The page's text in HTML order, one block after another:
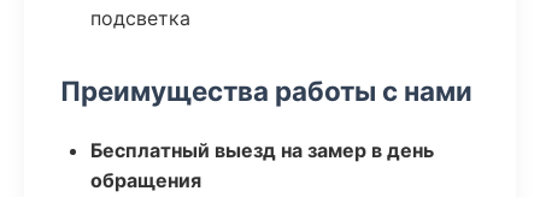
подсветка
Преимущества работы с нами
Бесплатный выезд на замер в день
обращения